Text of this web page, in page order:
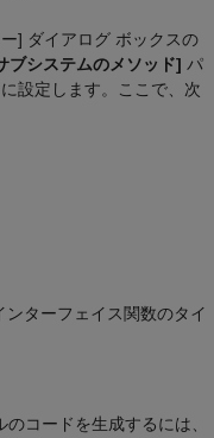
] ダイアログ ボックスの
ブシステムのメソッド] パ
に設定します。ここで、次
ターフェイス関数のタイ
コードを生成するには、